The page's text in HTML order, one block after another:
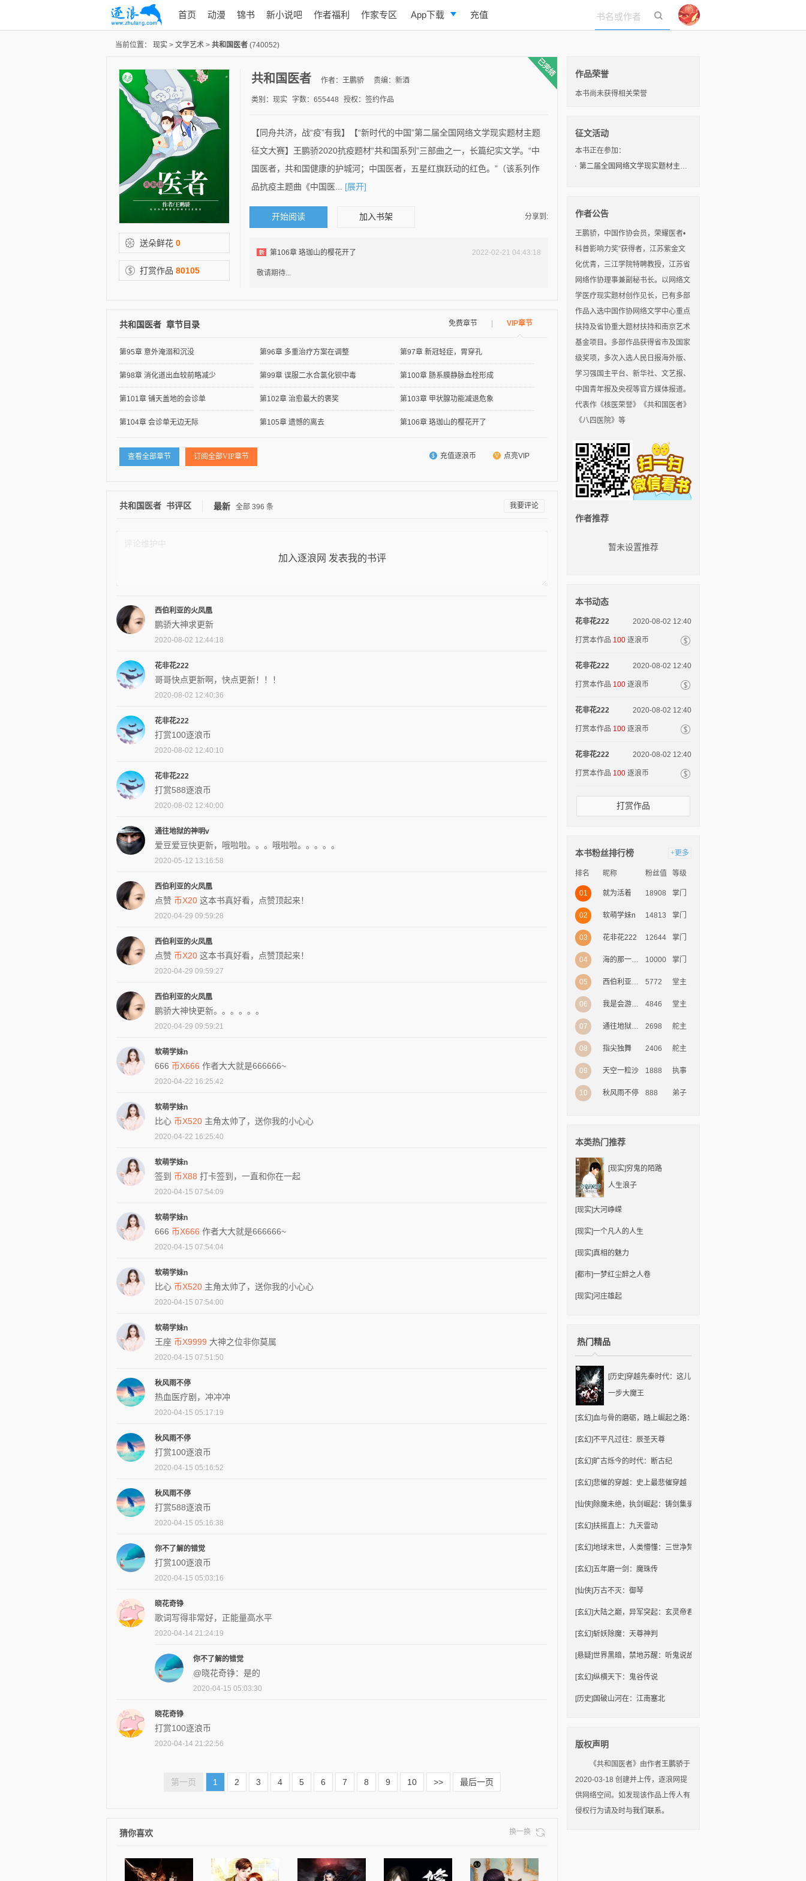
首页 动漫 锦书 新小说吧 作者福利 作家专区 App下载 充值
当前位置： 现实 > 文学艺术 > 共和国医者 (740052)
送朵鲜花 0
打赏作品 80105
共和国医者 作者： 王鹏骄 责编：新酒
类别：现实 字数：655448 授权：签约作品
【同舟共济，战“疫”有我】【“新时代的中国”第二届全国网络文学现实题材主题
征文大赛】王鹏骄2020抗疫题材“共和国系列”三部曲之一，长篇纪实文学。“中
国医者，共和国健康的护城河；中国医者，五星红旗跃动的红色。”（该系列作
品抗疫主题曲《中国医... [展开]
开始阅读 加入书架 分享到:
2022-02-21 04:43:18
第106章 珞珈山的樱花开了
敬请期待...
共和国医者 章节目录 免费章节 VIP章节
第95章 意外淹溺和沉没 第96章 多重治疗方案在调整 第97章 新冠轻症，胃穿孔
第98章 消化道出血较前略减少 第99章 误服二水合氯化钡中毒 第100章 肠系膜静脉血栓形成
第101章 铺天盖地的会诊单 第102章 治愈最大的褒奖 第103章 甲状腺功能减退危象
第104章 会诊单无边无际 第105章 遗憾的离去 第106章 珞珈山的樱花开了
查看全部章节 订阅全部VIP章节 充值逐浪币 点亮VIP
共和国医者 书评区 最新 全部 396 条 我要评论
加入逐浪网 发表我的书评
西伯利亚的火凤凰
鹏骄大神求更新
2020-08-02 12:44:18
花非花222
哥哥快点更新啊，快点更新！！！
2020-08-02 12:40:36
花非花222
打赏100逐浪币
2020-08-02 12:40:10
花非花222
打赏588逐浪币
2020-08-02 12:40:00
通往地狱的神明v
爱豆爱豆快更新，哦啦啦。。。哦啦啦。。。。。
2020-05-12 13:16:58
西伯利亚的火凤凰
点赞 币X20 这本书真好看，点赞顶起来！
2020-04-29 09:59:28
西伯利亚的火凤凰
点赞 币X20 这本书真好看，点赞顶起来！
2020-04-29 09:59:27
西伯利亚的火凤凰
鹏骄大神快更新。。。。。。
2020-04-29 09:59:21
软萌学妹n
666 币X666 作者大大就是666666~
2020-04-22 16:25:42
软萌学妹n
比心 币X520 主角太帅了，送你我的小心心
2020-04-22 16:25:40
软萌学妹n
签到 币X88 打卡签到，一直和你在一起
2020-04-15 07:54:09
软萌学妹n
666 币X666 作者大大就是666666~
2020-04-15 07:54:04
软萌学妹n
比心 币X520 主角太帅了，送你我的小心心
2020-04-15 07:54:00
软萌学妹n
王座 币X9999 大神之位非你莫属
2020-04-15 07:51:50
秋风雨不停
热血医疗剧，冲冲冲
2020-04-15 05:17:19
秋风雨不停
打赏100逐浪币
2020-04-15 05:16:52
秋风雨不停
打赏588逐浪币
2020-04-15 05:16:38
你不了解的错觉
打赏100逐浪币
2020-04-15 05:03:16
晓花奇铮
歌词写得非常好，正能量高水平
2020-04-14 21:24:19
你不了解的错觉
@晓花奇铮：是的
2020-04-15 05:03:30
晓花奇铮
打赏100逐浪币
2020-04-14 21:22:56
第一页 1 2 3 4 5 6 7 8 9 10 >> 最后一页
猜你喜欢 换一换
作品荣誉
本书尚未获得相关荣誉
征文活动
本书正在参加：
第二届全国网络文学现实题材主题征文大赛
作者公告
王鹏骄，中国作协会员，荣耀医者•
科普影响力奖”获得者，江苏紫金文
化优青，三江学院特聘教授，江苏省
网络作协理事兼副秘书长。以网络文
学医疗现实题材创作见长，已有多部
作品入选中国作协网络文学中心重点
扶持及省协重大题材扶持和南京艺术
基金项目。多部作品获得省市及国家
级奖项，多次入选人民日报海外版、
学习强国主平台、新华社、文艺报、
中国青年报及央视等官方媒体报道。
代表作《核医荣誉》《共和国医者》
《八四医院》等
作者推荐
暂未设置推荐
本书动态
花非花222 2020-08-02 12:40
打赏本作品 100 逐浪币
花非花222 2020-08-02 12:40
打赏本作品 100 逐浪币
花非花222 2020-08-02 12:40
打赏本作品 100 逐浪币
花非花222 2020-08-02 12:40
打赏本作品 100 逐浪币
打赏作品
本书粉丝排行榜 +更多
排名 昵称 粉丝值 等级
01 就为活着 18908 掌门
02 软萌学妹n 14813 掌门
03 花非花222 12644 掌门
04 海的那一边是天涯 10000 掌门
05 西伯利亚的火凤凰 5772 堂主
06 我是会游泳的鱼 4846 堂主
07 通往地狱的神明v 2698 舵主
08 指尖独舞 2406 舵主
09 天空一粒沙 1888 执事
10 秋风雨不停 888 弟子
本类热门推荐
[现实]穷鬼的陌路
人生浪子
[现实]大河峥嵘
[现实]一个凡人的人生
[现实]真相的魅力
[都市]一梦红尘醉之人卷
[现实]河庄雄起
热门精品
[历史]穿越先秦时代：这儿有一个城穿
一步大魔王
[玄幻]血与骨的磨砺，踏上崛起之路：绝世帝君
[玄幻]不平凡过往：辰圣天尊
[玄幻]旷古烁今的时代：断古纪
[玄幻]悲催的穿越：史上最悲催穿越
[仙侠] 除魔未绝，执剑崛起：铸剑集录
[玄幻]扶摇直上：九天雷动
[玄幻]地球末世，人类懵懂：三世净梵
[玄幻]五年磨一剑：魔珠传
[仙侠]万古不灭：御琴
[玄幻]大陆之巅，异军突起：玄灵帝君
[玄幻]斩妖除魔：天尊神判
[悬疑]世界黑暗，禁地苏醒：听鬼说故事
[玄幻]纵横天下：鬼谷传说
[历史] 国破山河在：江南塞北
版权声明
《共和国医者》由作者王鹏骄于
2020-03-18 创建并上传，逐浪网提
供网络空间。如发现该作品上传人有
侵权行为请及时与我们联系。